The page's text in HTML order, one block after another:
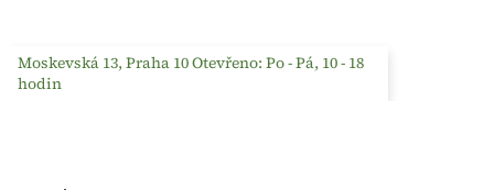
Moskevská 13, Praha 10 Otevřeno: Po - Pá, 10 - 18
hodin